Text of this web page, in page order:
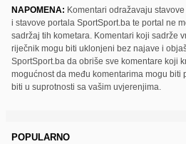
NAPOMENA: Komentari odražavaju
i stavove portala SportSport.ba te portal ne
sadržaj tih kometara. Komentari koji sadrže
riječnik mogu biti uklonjeni bez najave i
SportSport.ba da obriše sve komentare koji
mogućnost da među komentarima mogu biti
biti u suprotnosti sa vašim uvjerenjima.
POPULARNO